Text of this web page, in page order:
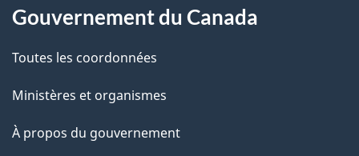
t
a
l
s
propos
ce
site
Gouvernement du Canada
Toutes les coordonnées
Ministères et organismes
À propos du gouvernement